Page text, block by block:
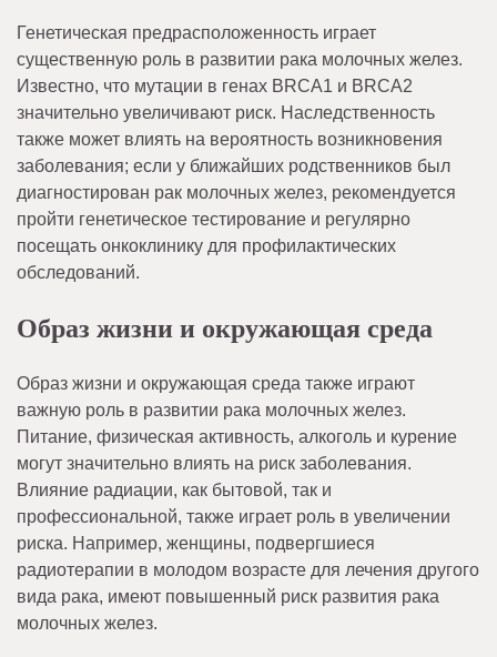
Генетическая предрасположенность играет
существенную роль в развитии рака молочных желез.
Известно, что мутации в генах BRCA1 и BRCA2
значительно увеличивают риск. Наследственность
также может влиять на вероятность возникновения
заболевания; если у ближайших родственников был
диагностирован рак молочных желез, рекомендуется
пройти генетическое тестирование и регулярно
посещать онкоклинику для профилактических
обследований.
Образ жизни и окружающая среда
Образ жизни и окружающая среда также играют
важную роль в развитии рака молочных желез.
Питание, физическая активность, алкоголь и курение
могут значительно влиять на риск заболевания.
Влияние радиации, как бытовой, так и
профессиональной, также играет роль в увеличении
риска. Например, женщины, подвергшиеся
радиотерапии в молодом возрасте для лечения другого
вида рака, имеют повышенный риск развития рака
молочных желез.